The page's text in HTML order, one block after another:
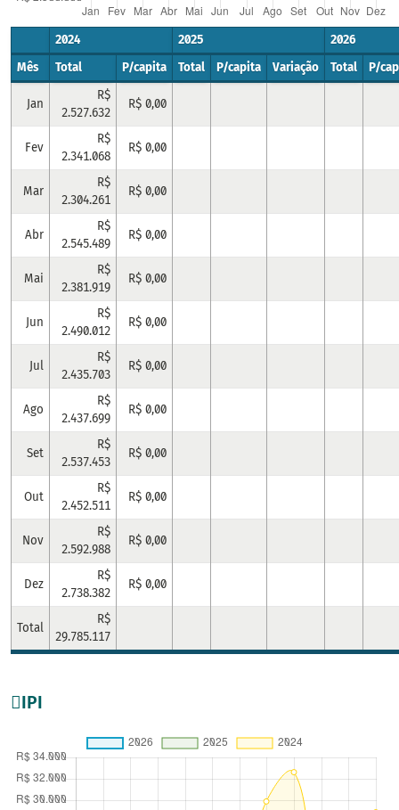
2024 2025
2026
Mês
Total P/capita Total P/capita Variação Total P/
Jan
R$
2.527.632
R$ 0,00
Fev
R$
2.341.068
R$ 0,00
Mar
R$
2.304.261
R$ 0,00
Abr
R$
2.545.489
R$ 0,00
Mai
R$
2.381.919
R$ 0,00
Jun
R$
2.490.012
R$ 0,00
Jul
R$
2.435.703
R$ 0,00
Ago
R$
2.437.699
R$ 0,00
Set
R$
2.537.453
R$ 0,00
Out
R$
2.452.511
R$ 0,00
Nov
R$
2.592.988
R$ 0,00
Dez
R$
2.738.382
R$ 0,00
Total
R$
29.785.117
IPI